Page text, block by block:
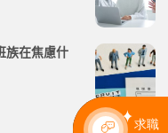
族在焦慮什